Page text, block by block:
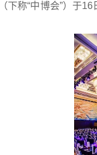
下称“中博会”）于